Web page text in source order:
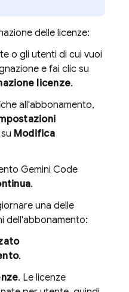
delle licenze:
o gli utenti di cui vuoi
e fai clic su
licenze.
all'abbonamento,
Modifica
Gemini Code
.
una delle
dell'abbonamento:
.
. Le licenze